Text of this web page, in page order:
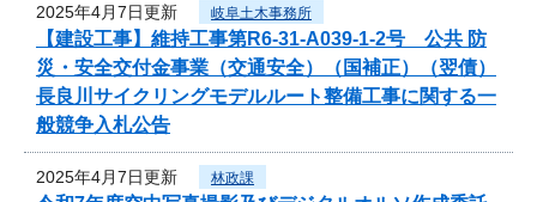
2025年4月7日更新 岐阜土木事務所
【建設工事】維持工事第R6-31-A039-1-2号 公共 防
災・安全交付金事業（交通安全）（国補正）（翌債）
長良川サイクリングモデルルート整備工事に関する一
般競争入札公告
2025年4月7日更新 林政課